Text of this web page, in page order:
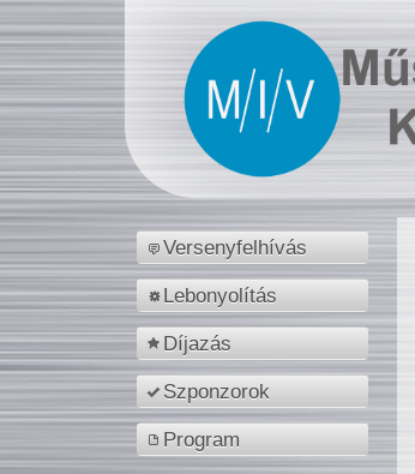
Versenyfelhívás
Lebonyolítás
Díjazás
Szponzorok
Program